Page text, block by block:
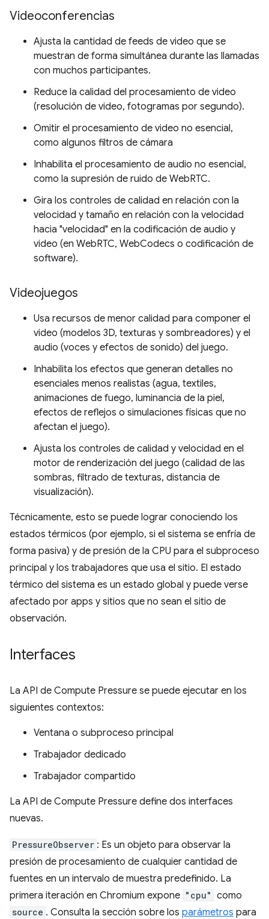
Videoconferencias
Ajusta la cantidad de feeds de video que se
muestran de forma simultánea durante las llamadas
con muchos participantes.
Reduce la calidad del procesamiento de video
(resolución de video, fotogramas por segundo).
Omitir el procesamiento de video no esencial,
como algunos filtros de cámara
Inhabilita el procesamiento de audio no esencial,
como la supresión de ruido de WebRTC.
Gira los controles de calidad en relación con la
velocidad y tamaño en relación con la velocidad
hacia "velocidad" en la codificación de audio y
video (en WebRTC, WebCodecs o codificación de
software).
Videojuegos
Usa recursos de menor calidad para componer el
video (modelos 3D, texturas y sombreadores) y el
audio (voces y efectos de sonido) del juego.
Inhabilita los efectos que generan detalles no
esenciales menos realistas (agua, textiles,
animaciones de fuego, luminancia de la piel,
efectos de reflejos o simulaciones físicas que no
afectan el juego).
Ajusta los controles de calidad y velocidad en el
motor de renderización del juego (calidad de las
sombras, filtrado de texturas, distancia de
visualización).
Técnicamente, esto se puede lograr conociendo los
estados térmicos (por ejemplo, si el sistema se enfría de
forma pasiva) y de presión de la CPU para el subproceso
principal y los trabajadores que usa el sitio. El estado
térmico del sistema es un estado global y puede verse
afectado por apps y sitios que no sean el sitio de
observación.
Interfaces
La API de Compute Pressure se puede ejecutar en los
siguientes contextos:
Ventana o subproceso principal
Trabajador dedicado
Trabajador compartido
La API de Compute Pressure define dos interfaces
nuevas.
PressureObserver : Es un objeto para observar la
presión de procesamiento de cualquier cantidad de
fuentes en un intervalo de muestra predefinido. La
primera iteración en Chromium expone "cpu" como
source . Consulta la sección sobre los parámetros para